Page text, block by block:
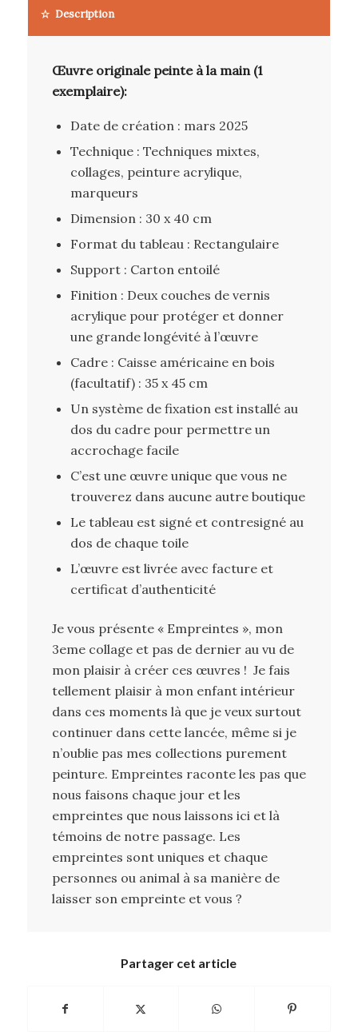
Description
Œuvre originale peinte à la main (1
exemplaire):
Date de création : mars 2025
Technique : Techniques mixtes,
collages, peinture acrylique,
marqueurs
Dimension : 30 x 40 cm
Format du tableau : Rectangulaire
Support : Carton entoilé
Finition : Deux couches de vernis
acrylique pour protéger et donner
une grande longévité à l’œuvre
Cadre : Caisse américaine en bois
(facultatif) : 35 x 45 cm
Un système de fixation est installé au
dos du cadre pour permettre un
accrochage facile
C’est une œuvre unique que vous ne
trouverez dans aucune autre boutique
Le tableau est signé et contresigné au
dos de chaque toile
L’œuvre est livrée avec facture et
certificat d’authenticité
Je vous présente « Empreintes », mon
3eme collage et pas de dernier au vu de
mon plaisir à créer ces œuvres ! Je fais
tellement plaisir à mon enfant intérieur
dans ces moments là que je veux surtout
continuer dans cette lancée, même si je
n’oublie pas mes collections purement
peinture. Empreintes raconte les pas que
nous faisons chaque jour et les
empreintes que nous laissons ici et là
témoins de notre passage. Les
empreintes sont uniques et chaque
personnes ou animal à sa manière de
laisser son empreinte et vous ?
Partager cet article